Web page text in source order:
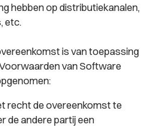
hebben op distributiekanalen,
etc.
is van toepassing
van Software
recht de overeenkomst te
de andere partij een